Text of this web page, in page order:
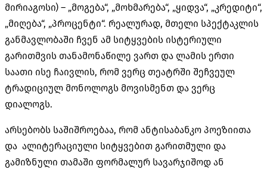
მირიაგოსი) – „მოგება“, „მოხმარება“, „ყიდვა“, „კრედიტი“,
„მიღება“, „პროცენტი“. რეალურად, მთელი სპექტაკლის
განმავლობაში ჩვენ ამ სიტყვების ისტერიული
გარითმვის თანამონაწილე ვართ და ლამის ერთი
საათი ისე ჩაივლის, რომ ვერც თეატრში შეჩვეულ
ტრადიციულ მონოლოგს მოვისმენთ და ვერც
დიალოგს.
არსებობს საშიშროებაა, რომ ანტისაბანკო პოეზიითა
და ალიტერაციული სიტყვებით გარითმული და
გამიზნული თამაში ფორმალურ სავარჯიშოდ ან